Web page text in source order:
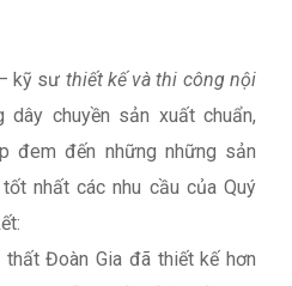
kỹ sư thiết kế và thi công nội
dây chuyền sản xuất chuẩn,
đem đến những những sản
nhất các nhu cầu của Quý
thất Đoàn Gia đã thiết kế hơn